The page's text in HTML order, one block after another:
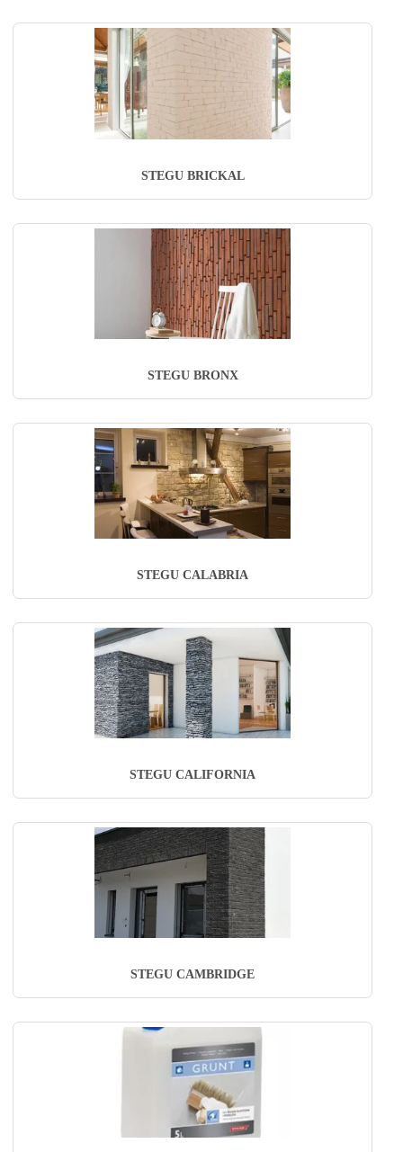
STEGU BRICKAL
STEGU BRONX
STEGU CALABRIA
STEGU CALIFORNIA
STEGU CAMBRIDGE